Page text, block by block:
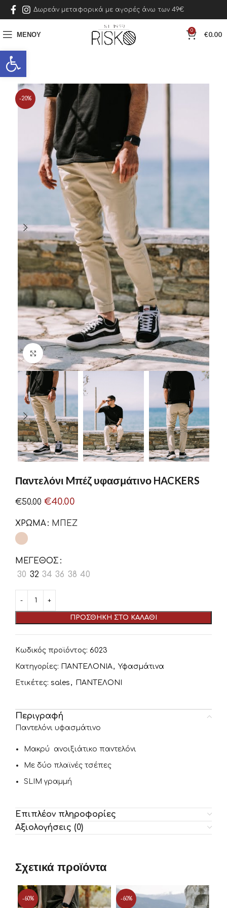
Ανοίξτε τη γραμμή εργαλείων
Δωρεάν μεταφορικά με αγορές άνω των 49€
ΜΕΝΟΎ 0 €0.00
-20%
Click to enlarge
Παντελόνι Mπέζ υφασμάτινο HACKERS
€50.00 €40.00
ΧΡΏΜΑ ΜΠΕΖ
ΜΈΓΕΘΟΣ
30 32 34 36 38 40
ΠΡΟΣΘΉΚΗ ΣΤΟ ΚΑΛΆΘΙ
Κωδικός προϊόντος: 6023
Κατηγορίες: ΠΑΝΤΕΛΟΝΙΑ, Υφασμάτινα
Ετικέτες: sales , ΠΑΝΤΕΛΟΝΙ
Περιγραφή
Παντελόνι υφασμάτινο
Μακρύ ανοιξιάτικο παντελόνι
Με δύο πλαϊνές τσέπες
SLIM γραμμή
Επιπλέον πληροφορίες
Αξιολογήσεις (0)
Σχετικά προϊόντα
-60% -60%